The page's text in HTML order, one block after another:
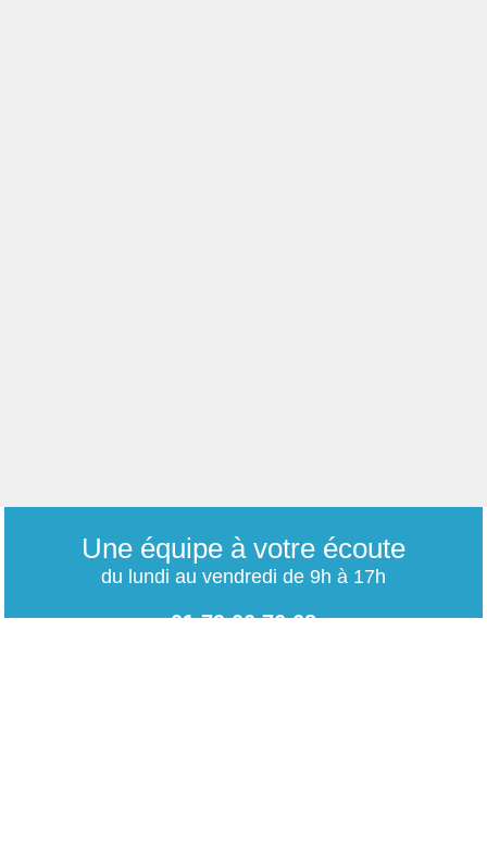
Une équipe à votre écoute
du lundi au vendredi de 9h à 17h
01 79 06 76 68